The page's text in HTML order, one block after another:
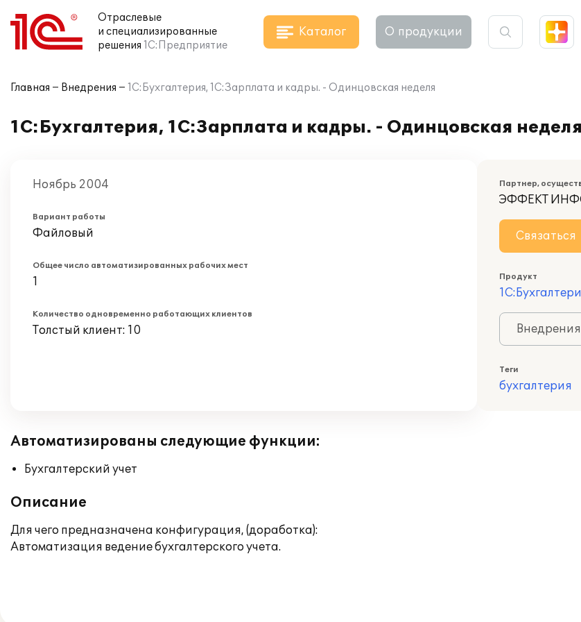
Отраслевые
и специализированные
решения 1С:Предприятие
Каталог О продукции
Главная Внедрения 1С:Бухгалтерия, 1С:Зарплата и кадры. - Одинцовская неделя
1С:Бухгалтерия, 1С:Зарплата и кадры. - Одинцовская неделя
Ноябрь 2004
Вариант работы
Файловый
Общее число автоматизированных рабочих мест
1
Количество одновременно работающих клиентов
Толстый клиент: 10
Партнер,
ЭФФЕКТ
Связаться
Продукт
Теги
бухгалтерия
Автоматизированы следующие функции:
Бухгалтерский учет
Описание
Для чего предназначена конфигурация, (доработка):
Автоматизация ведение бухгалтерского учета.